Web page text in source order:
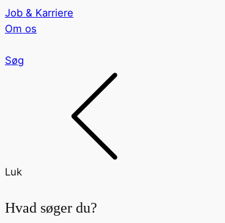
Job & Karriere
Om os
Søg
Luk
Hvad søger du?